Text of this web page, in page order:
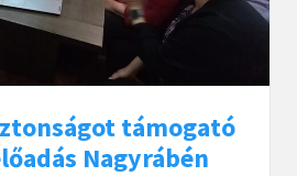
támogató
Nagyrábén